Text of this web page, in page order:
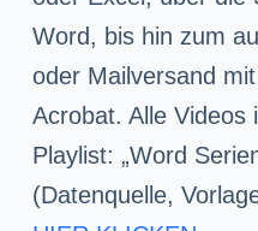
Word, bis hin zum
oder Mailversand
Acrobat. Alle Videos
Playlist: „Word
(Datenquelle,